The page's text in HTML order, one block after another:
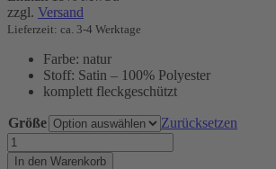
zzgl. Versand
Lieferzeit: ca. 3-4 Werktage
Farbe: natur
Stoff: Satin – 100% Polyester
komplett fleckgeschützt
Größe
Zurücksetzen
Stiefel
Menge
In den Warenkorb